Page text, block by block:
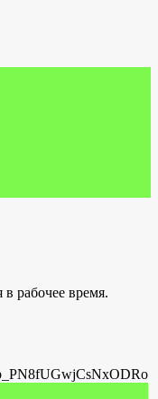
рабочее время.